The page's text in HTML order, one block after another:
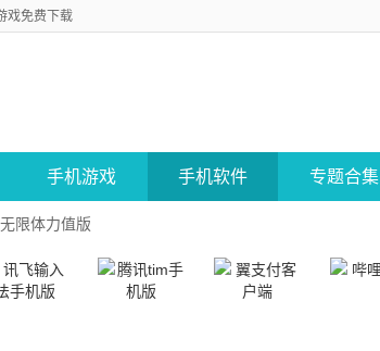
戏免费下载
手机游戏 手机软件 专题合集
限体力值版